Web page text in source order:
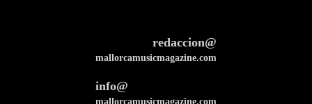
redaccion@
mallorcamusicmagazine.com
info@
mallorcamusicmagazine.com